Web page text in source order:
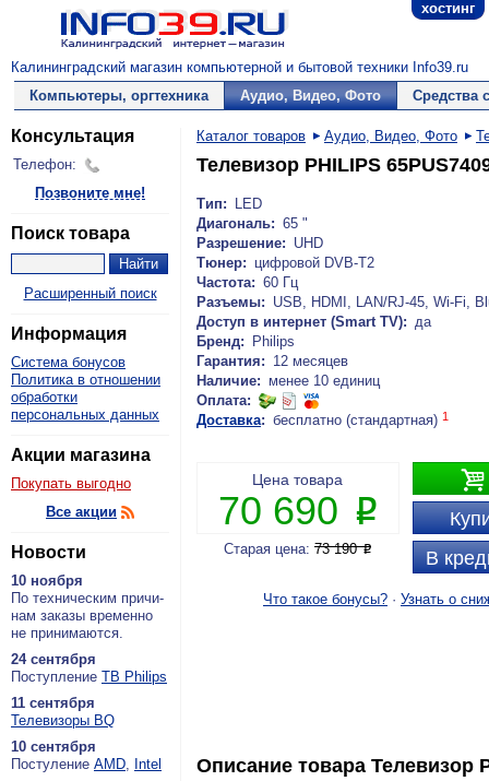
хостинг
Калининградский магазин компьютерной и бытовой техники Info39.ru
Компьютеры, оргтехника
Аудио, Видео, Фото Средства
Консультация
Телефон:
Позвоните мне!
Поиск товара
Расширенный поиск
Информация
Система бонусов
Политика в отношении
обработки
персональных данных
Акции магазина
Покупать выгодно
Все акции
Новости
10 ноября
По тех­ни­че­ским при­чи­
нам за­ка­зы вре­мен­но
не при­ни­ма­ют­ся.
24 сентября
По­ступ­ле­ние ТВ Philips
11 сентября
Теле­ви­зо­ры BQ
10 сентября
По­сту­ле­ние AMD, Intel
Каталог товаров Аудио, Видео, Фото
Телевизор PHILIPS
Тип:
LED
Диагональ: 65 "
Разрешение: UHD
Тюнер: цифровой DVB-T2
Частота: 60 Гц
Разъемы: USB, HDMI, LAN/RJ-45, Wi-Fi,
Доступ в интернет (Smart TV): да
Бренд:
Philips
Гарантия: 12 месяцев
Наличие: менее 10 единиц
Оплата:
Доставка: бесплатно (стандартная) 1

В
Цена товара
70 690 P
Старая цена:73 190P
Что такое бонусы? · Узнать о
Описание товара Телевизор